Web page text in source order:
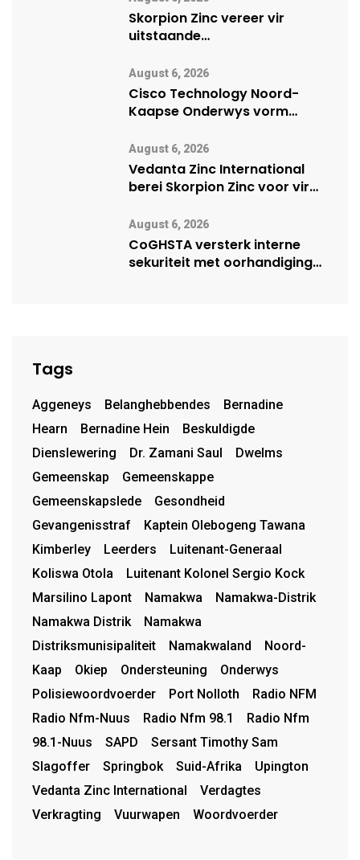
Skorpion Zinc vereer vir
uitstaande
Namibië Mynbou Ekspo
August 6, 2026
Cisco Technology Noord-
Kaapse Onderwys vorm
vennootskap
August 6, 2026
Vedanta Zinc International
berei Skorpion Zinc voor vir
August 6, 2026
CoGHSTA versterk interne
sekuriteit met oorhandiging
Tags
Aggeneys Belanghebbendes
Bernadine
Hearn
Bernadine Hein
Beskuldigde
Dienslewering
Dr. Zamani Saul
Dwelms
Gemeenskap
Gemeenskappe
Gemeenskapslede
Gesondheid
Gevangenisstraf
Kaptein Olebogeng Tawana
Kimberley
Leerders
Luitenant-Generaal
Koliswa Otola
Luitenant Kolonel Sergio Kock
Marsilino Lapont
Namakwa
Namakwa-Distrik
Namakwa Distrik
Namakwa
Distriksmunisipaliteit
Namakwaland
Noord-
Kaap
Okiep Ondersteuning
Onderwys
Polisiewoordvoerder
Port Nolloth
Radio NFM
Radio Nfm-Nuus
Radio Nfm 98.1
Radio Nfm
98.1-Nuus
SAPD
Sersant Timothy Sam
Slagoffer
Springbok Suid-Afrika
Upington
Vedanta Zinc International
Verdagtes
Verkragting
Vuurwapen Woordvoerder